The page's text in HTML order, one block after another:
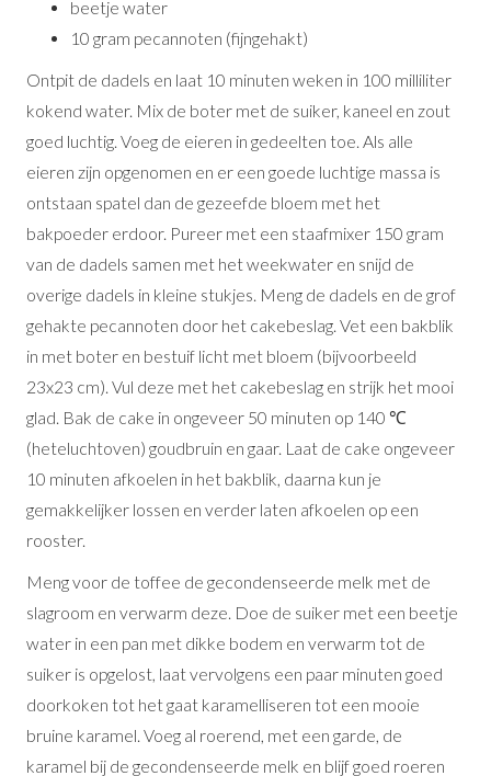
beetje water
10 gram pecannoten (fijngehakt)
Ontpit de dadels en laat 10 minuten weken in 100 milliliter
kokend water. Mix de boter met de suiker, kaneel en zout
goed luchtig. Voeg de eieren in gedeelten toe. Als alle
eieren zijn opgenomen en er een goede luchtige massa is
ontstaan spatel dan de gezeefde bloem met het
bakpoeder erdoor. Pureer met een staafmixer 150 gram
van de dadels samen met het weekwater en snijd de
overige dadels in kleine stukjes. Meng de dadels en de grof
gehakte pecannoten door het cakebeslag. Vet een bakblik
in met boter en bestuif licht met bloem (bijvoorbeeld
23x23 cm). Vul deze met het cakebeslag en strijk het mooi
glad. Bak de cake in ongeveer 50 minuten op 140 ℃
(heteluchtoven) goudbruin en gaar. Laat de cake ongeveer
10 minuten afkoelen in het bakblik, daarna kun je
gemakkelijker lossen en verder laten afkoelen op een
rooster.
Meng voor de toffee de gecondenseerde melk met de
slagroom en verwarm deze. Doe de suiker met een beetje
water in een pan met dikke bodem en verwarm tot de
suiker is opgelost, laat vervolgens een paar minuten goed
doorkoken tot het gaat karamelliseren tot een mooie
bruine karamel. Voeg al roerend, met een garde, de
karamel bij de gecondenseerde melk en blijf goed roeren